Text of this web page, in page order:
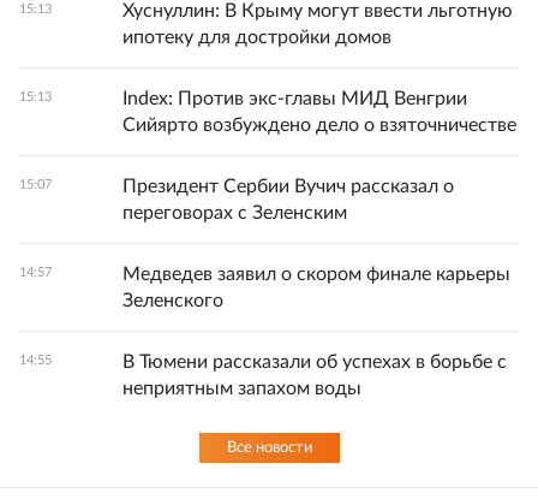
15:13
Хуснуллин: В Крыму могут ввести льготную
ипотеку для достройки домов
15:13
Index: Против экс-главы МИД Венгрии
Сийярто возбуждено дело о взяточничестве
15:07
Президент Сербии Вучич рассказал о
переговорах с Зеленским
14:57
Медведев заявил о скором финале карьеры
Зеленского
14:55
В Тюмени рассказали об успехах в борьбе с
неприятным запахом воды
Все новости